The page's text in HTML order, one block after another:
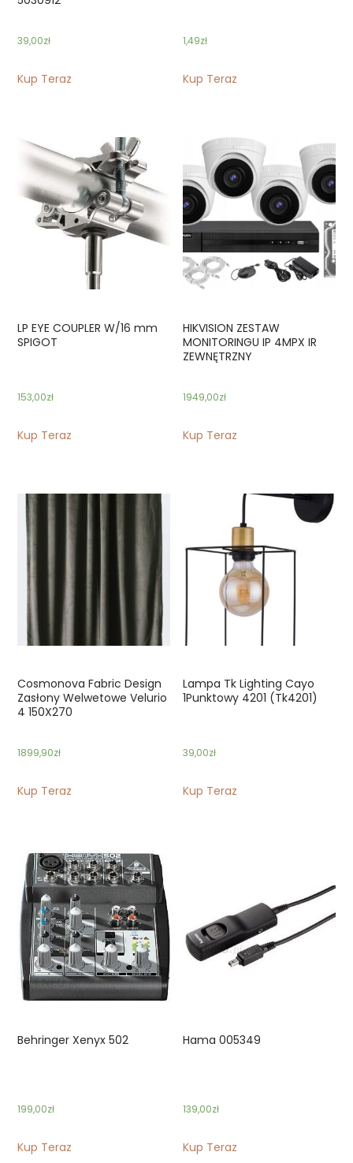
39,00zł
Kup Teraz
1,49zł
Kup Teraz
LP EYE COUPLER W/16 mm
SPIGOT
153,00zł
Kup Teraz
HIKVISION ZESTAW
MONITORINGU IP 4MPX IR
ZEWNĘTRZNY
1949,00zł
Kup Teraz
Cosmonova Fabric Design
Zasłony Welwetowe Velurio
4 150X270
1899,90zł
Kup Teraz
Lampa Tk Lighting Cayo
1Punktowy 4201 (Tk4201)
39,00zł
Kup Teraz
Behringer Xenyx 502
199,00zł
Kup Teraz
Hama 005349
139,00zł
Kup Teraz